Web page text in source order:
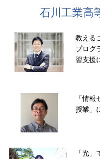
石川工業高
教える
プログ
習支援
「情
授業」
「光